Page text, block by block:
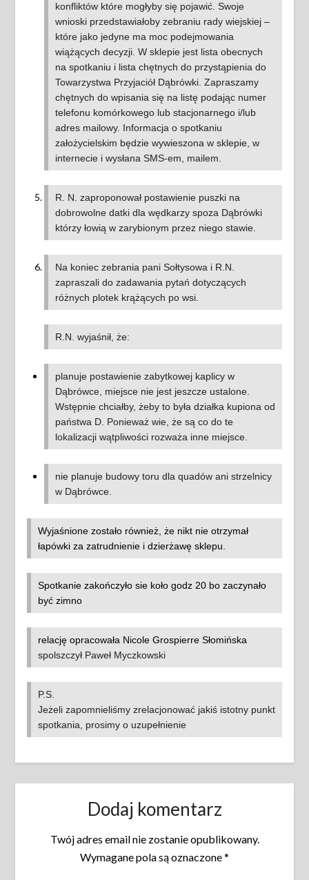
konfliktów które mogłyby się pojawić. Swoje
wnioski przedstawiałoby zebraniu rady wiejskiej –
które jako jedyne ma moc podejmowania
wiążących decyzji. W sklepie jest lista obecnych
na spotkaniu i lista chętnych do przystąpienia do
Towarzystwa Przyjaciół Dąbrówki. Zapraszamy
chętnych do wpisania się na listę podając numer
telefonu komórkowego lub stacjonarnego i/lub
adres mailowy. Informacja o spotkaniu
założycielskim będzie wywieszona w sklepie, w
internecie i wysłana SMS-em, mailem.
R. N. zaproponował postawienie puszki na
dobrowolne datki dla wędkarzy spoza Dąbrówki
którzy łowią w zarybionym przez niego stawie.
Na koniec zebrania pani Sołtysowa i R.N.
zapraszali do zadawania pytań dotyczących
różnych plotek krążących po wsi.
R.N. wyjaśnił, że:
planuje postawienie zabytkowej kaplicy w
Dąbrówce, miejsce nie jest jeszcze ustalone.
Wstępnie chciałby, żeby to była działka kupiona od
państwa D. Ponieważ wie, że są co do te
lokalizacji wątpliwości rozważa inne miejsce.
nie planuje budowy toru dla quadów ani strzelnicy
w Dąbrówce.
Wyjaśnione zostało również, że nikt nie otrzymał
łapówki za zatrudnienie i dzierżawę sklepu.
Spotkanie zakończyło sie koło godz 20 bo zaczynało
być zimno
relację opracowała Nicole Grospierre Słomińska
spolszczył Paweł Myczkowski
P.S.
Jeżeli zapomnieliśmy zrelacjonować jakiś istotny punkt
spotkania, prosimy o uzupełnienie
Dodaj komentarz
Twój adres email nie zostanie opublikowany.
Wymagane pola są oznaczone*